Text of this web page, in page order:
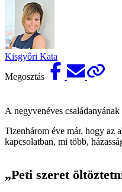
Kisgyőri Kata
Megosztás
A negyvenéves
Tizenhárom éve már, hogy az
kapcsolatban, mi több,
„Peti szeret